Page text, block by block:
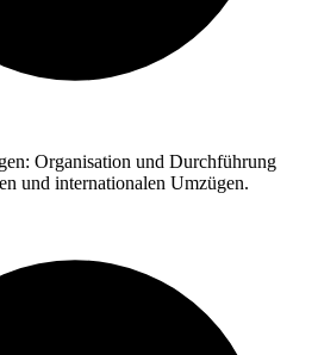
Organisation und Durchführung
und internationalen Umzügen.